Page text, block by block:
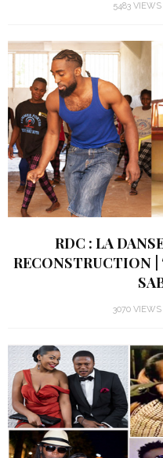
5483 VIEWS
RDC : LA
RECONSTRUCTION |
3070 VIEWS